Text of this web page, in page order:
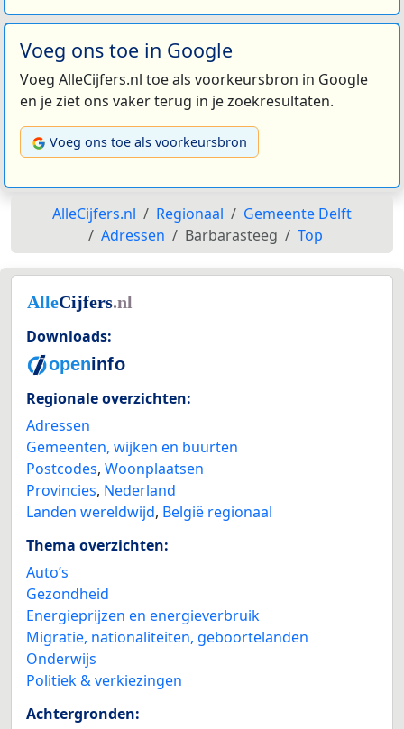
Voeg ons toe in Google
Voeg AlleCijfers.nl toe als voorkeursbron in Google
en je ziet ons vaker terug in je zoekresultaten.
Voeg ons toe als voorkeursbron
AlleCijfers.nl Regionaal
Gemeente Delft
Adressen
Barbarasteeg Top
Downloads:
Regionale overzichten:
Adressen
Gemeenten, wijken en buurten
Postcodes, Woonplaatsen
Provincies, Nederland
Landen wereldwijd, België regionaal
Thema overzichten:
Auto’s
Gezondheid
Energieprijzen en energieverbruik
Migratie, nationaliteiten, geboortelanden
Onderwijs
Politiek & verkiezingen
Achtergronden: